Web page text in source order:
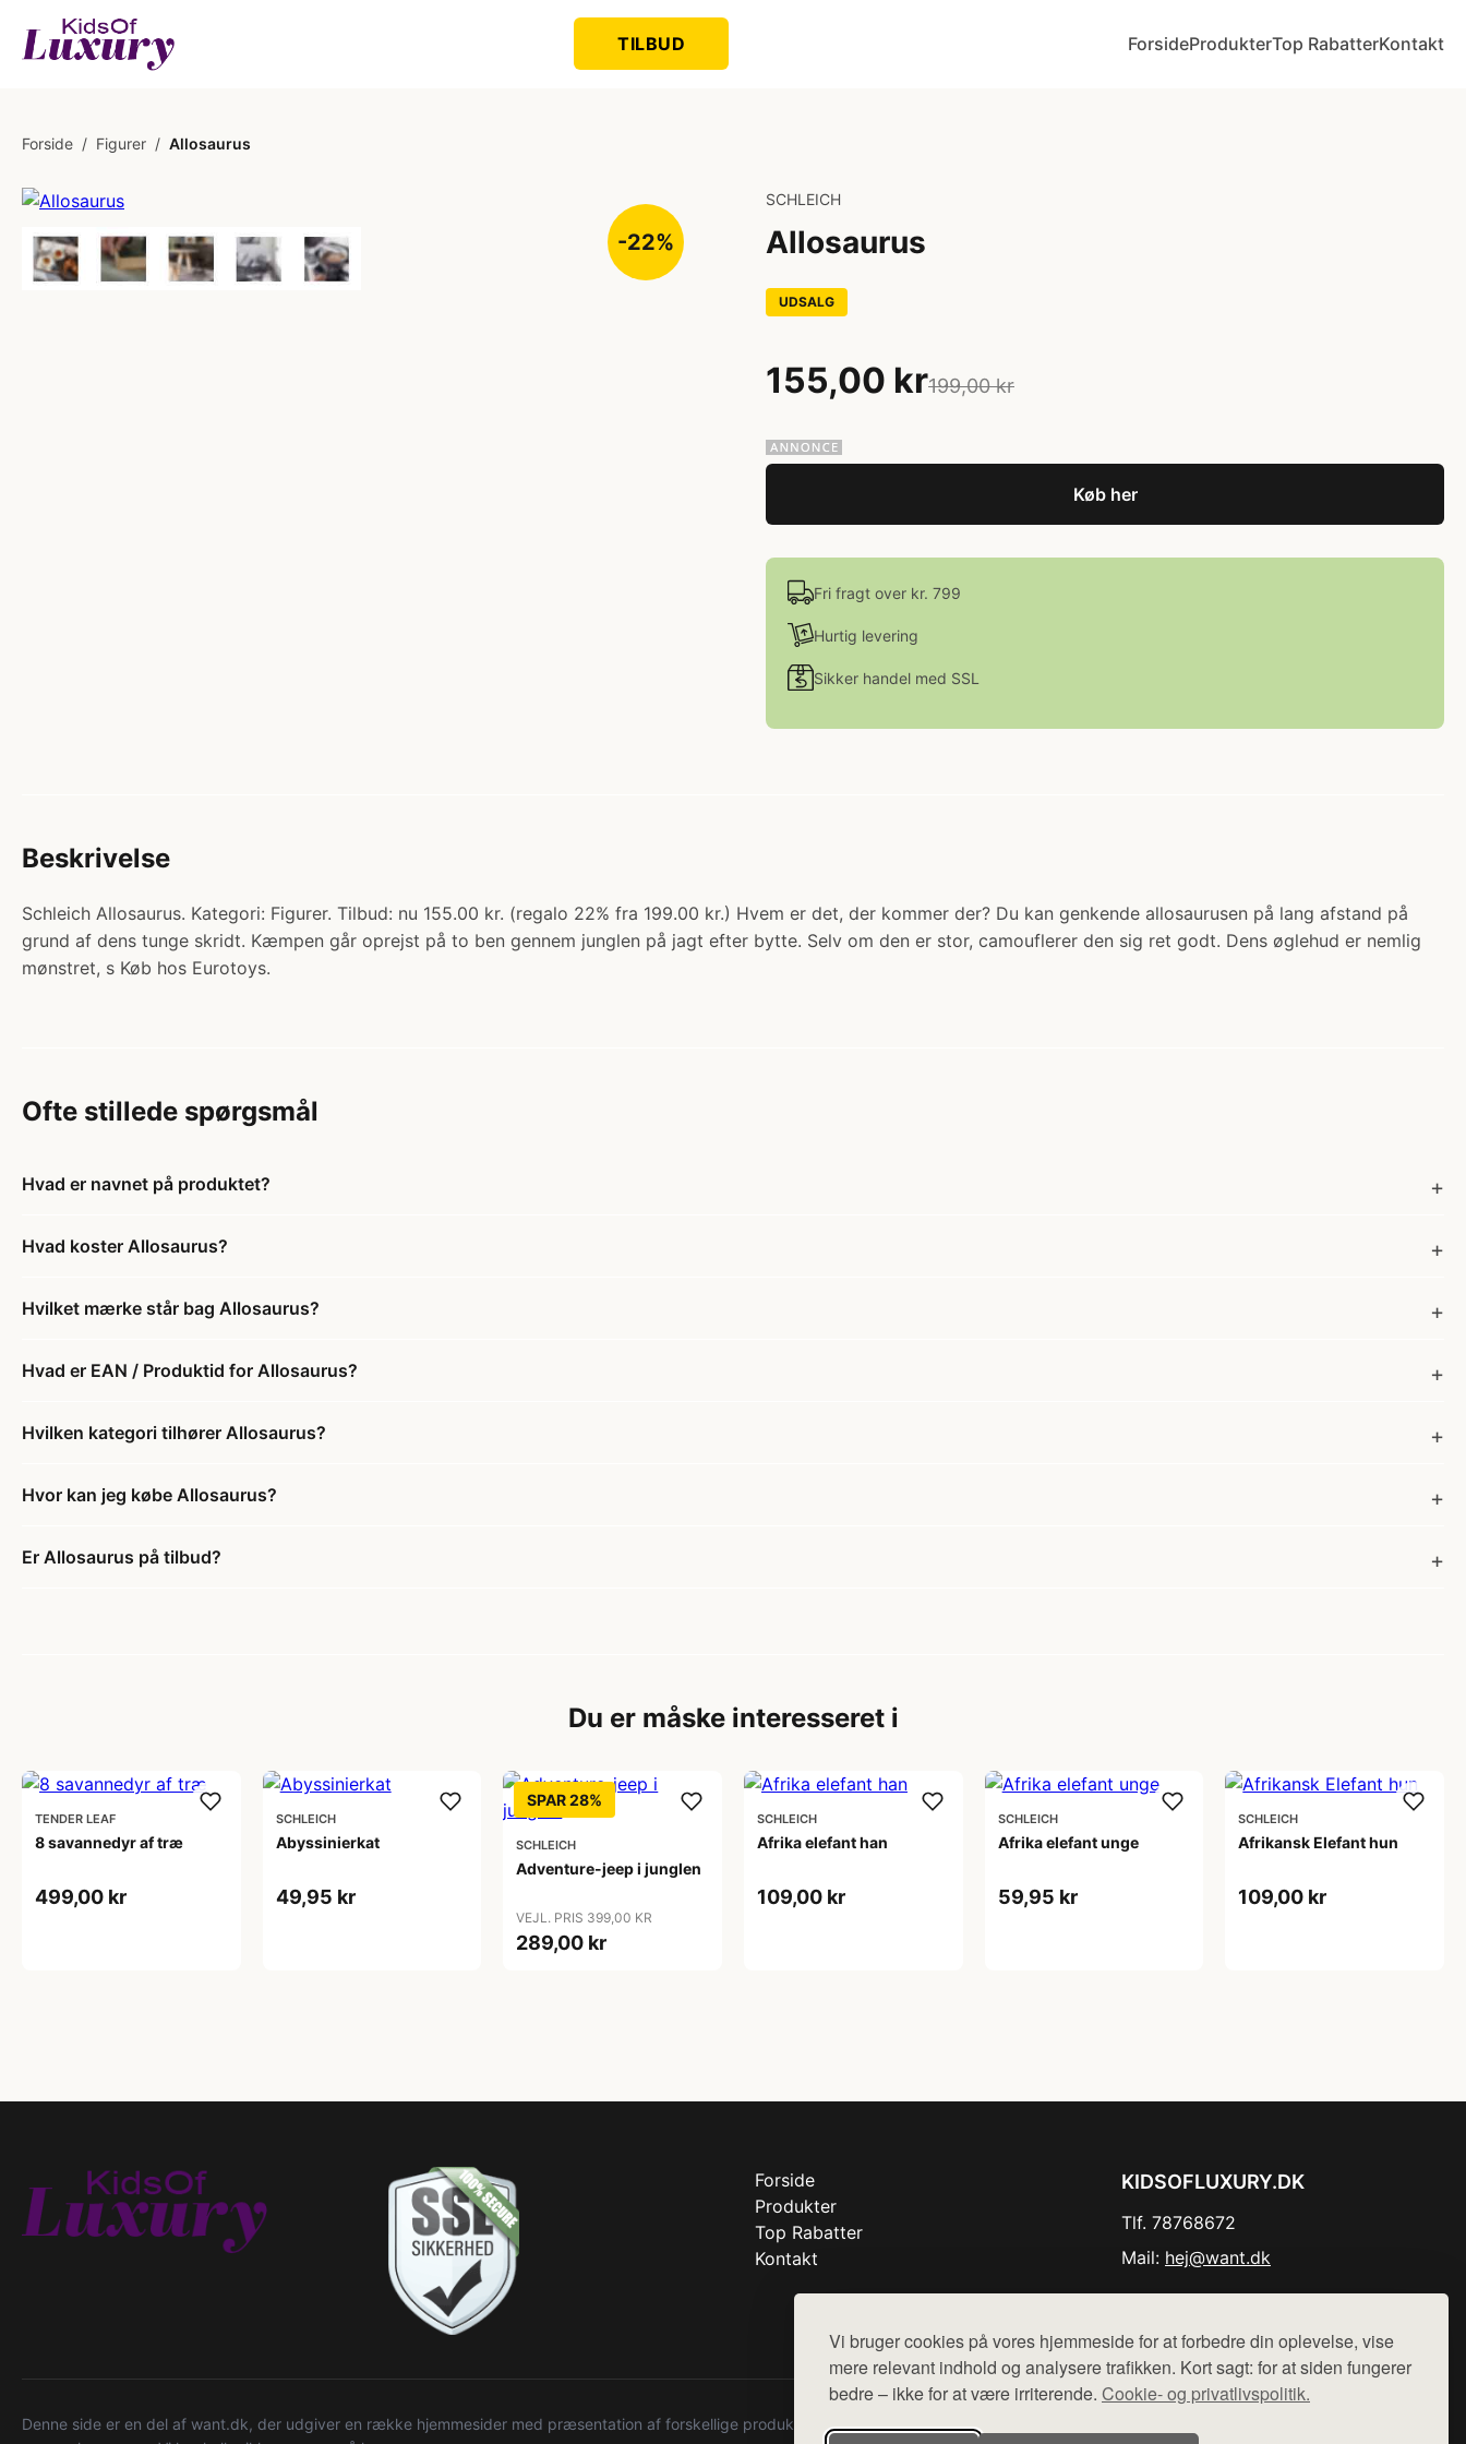
Vi bruger cookies på vores hjemmeside for at forbedre din oplevelse, vise
mere relevant indhold og analysere trafikken. Kort sagt: for at siden fungerer
bedre – ikke for at være irriterende. Cookie- og privatlivspolitik.
TILBUD ForsideProdukterTop RabatterKontakt
Forside / Figurer / Allosaurus
-22%
SCHLEICH
Allosaurus
UDSALG
155,00 kr199,00 kr
Køb her
Fri fragt over kr. 799
Hurtig levering
Sikker handel med SSL
Beskrivelse
Schleich Allosaurus. Kategori: Figurer. Tilbud: nu 155.00 kr. (regalo 22% fra 199.00 kr.) Hvem er det, der kommer der? Du kan genkende allosaurusen på lang afstand på
grund af dens tunge skridt. Kæmpen går oprejst på to ben gennem junglen på jagt efter bytte. Selv om den er stor, camouflerer den sig ret godt. Dens øglehud er nemlig
mønstret, s Køb hos Eurotoys.
Ofte stillede spørgsmål
Hvad er navnet på produktet?
Hvad koster Allosaurus?
Hvilket mærke står bag Allosaurus?
Hvad er EAN / Produktid for Allosaurus?
Hvilken kategori tilhører Allosaurus?
Hvor kan jeg købe Allosaurus?
Er Allosaurus på tilbud?
Du er måske interesseret i
TENDER LEAF
8 savannedyr af træ
499,00 kr
SCHLEICH
Abyssinierkat
49,95 kr
SPAR 28%
SCHLEICH
Adventure-jeep i junglen
VEJL. PRIS 399,00 KR
289,00 kr
SCHLEICH
Afrika elefant han
109,00 kr
SCHLEICH
Afrika elefant unge
59,95 kr
SCHLEICH
Afrikansk Elefant hun
109,00 kr
Forside
Produkter
Top Rabatter
Kontakt
KIDSOFLUXURY.DK
Tlf. 78768672
Mail: hej@want.dk
Denne side er en del af want.dk, der udgiver en række hjemmesider med præsentation af forskellige produkter fra diverse webshops. Der sælges ikke varer fra denne side - vi henviser til de shops,